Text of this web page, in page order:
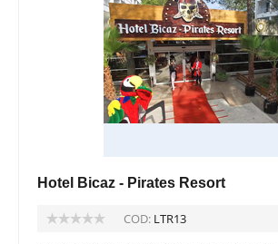
Hotel Bicaz - Pirates Resort
COD: LTR13